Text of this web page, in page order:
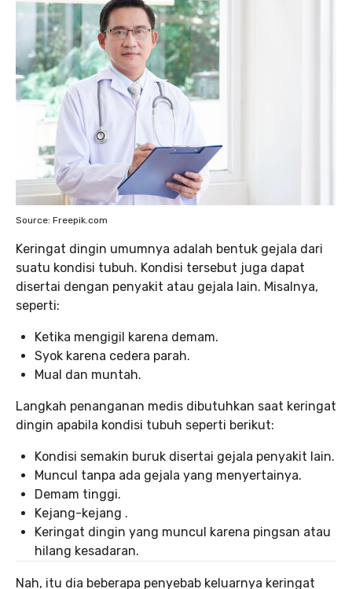
Source: Freepik.com
Keringat dingin umumnya adalah bentuk gejala dari
suatu kondisi tubuh. Kondisi tersebut juga dapat
disertai dengan penyakit atau gejala lain. Misalnya,
seperti:
Ketika mengigil karena demam.
Syok karena cedera parah.
Mual dan muntah.
Langkah penanganan medis dibutuhkan saat keringat
dingin apabila kondisi tubuh seperti berikut:
Kondisi semakin buruk disertai gejala penyakit lain.
Muncul tanpa ada gejala yang menyertainya.
Demam tinggi.
Kejang-kejang .
Keringat dingin yang muncul karena pingsan atau
hilang kesadaran.
Nah, itu dia beberapa penyebab keluarnya keringat